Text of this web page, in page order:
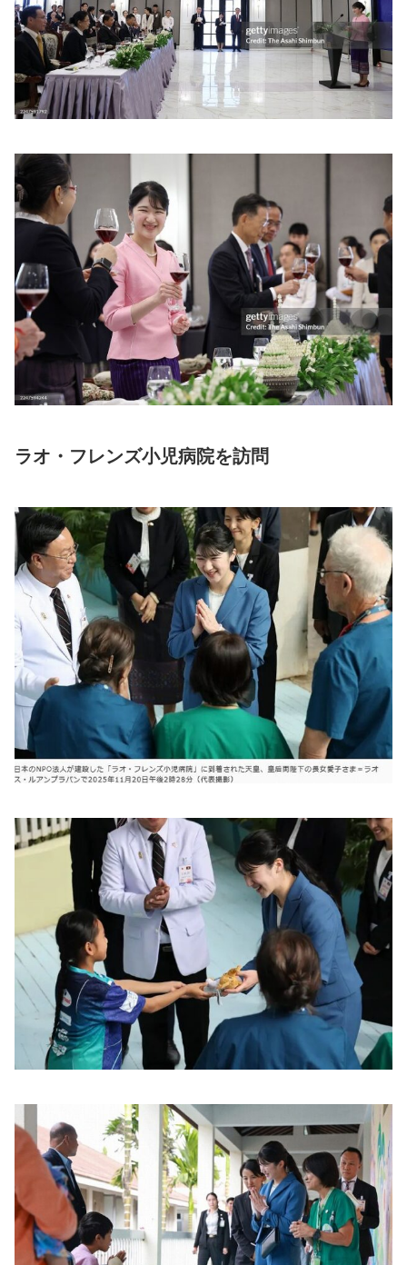
ラオ・フレンズ小児病院を訪問